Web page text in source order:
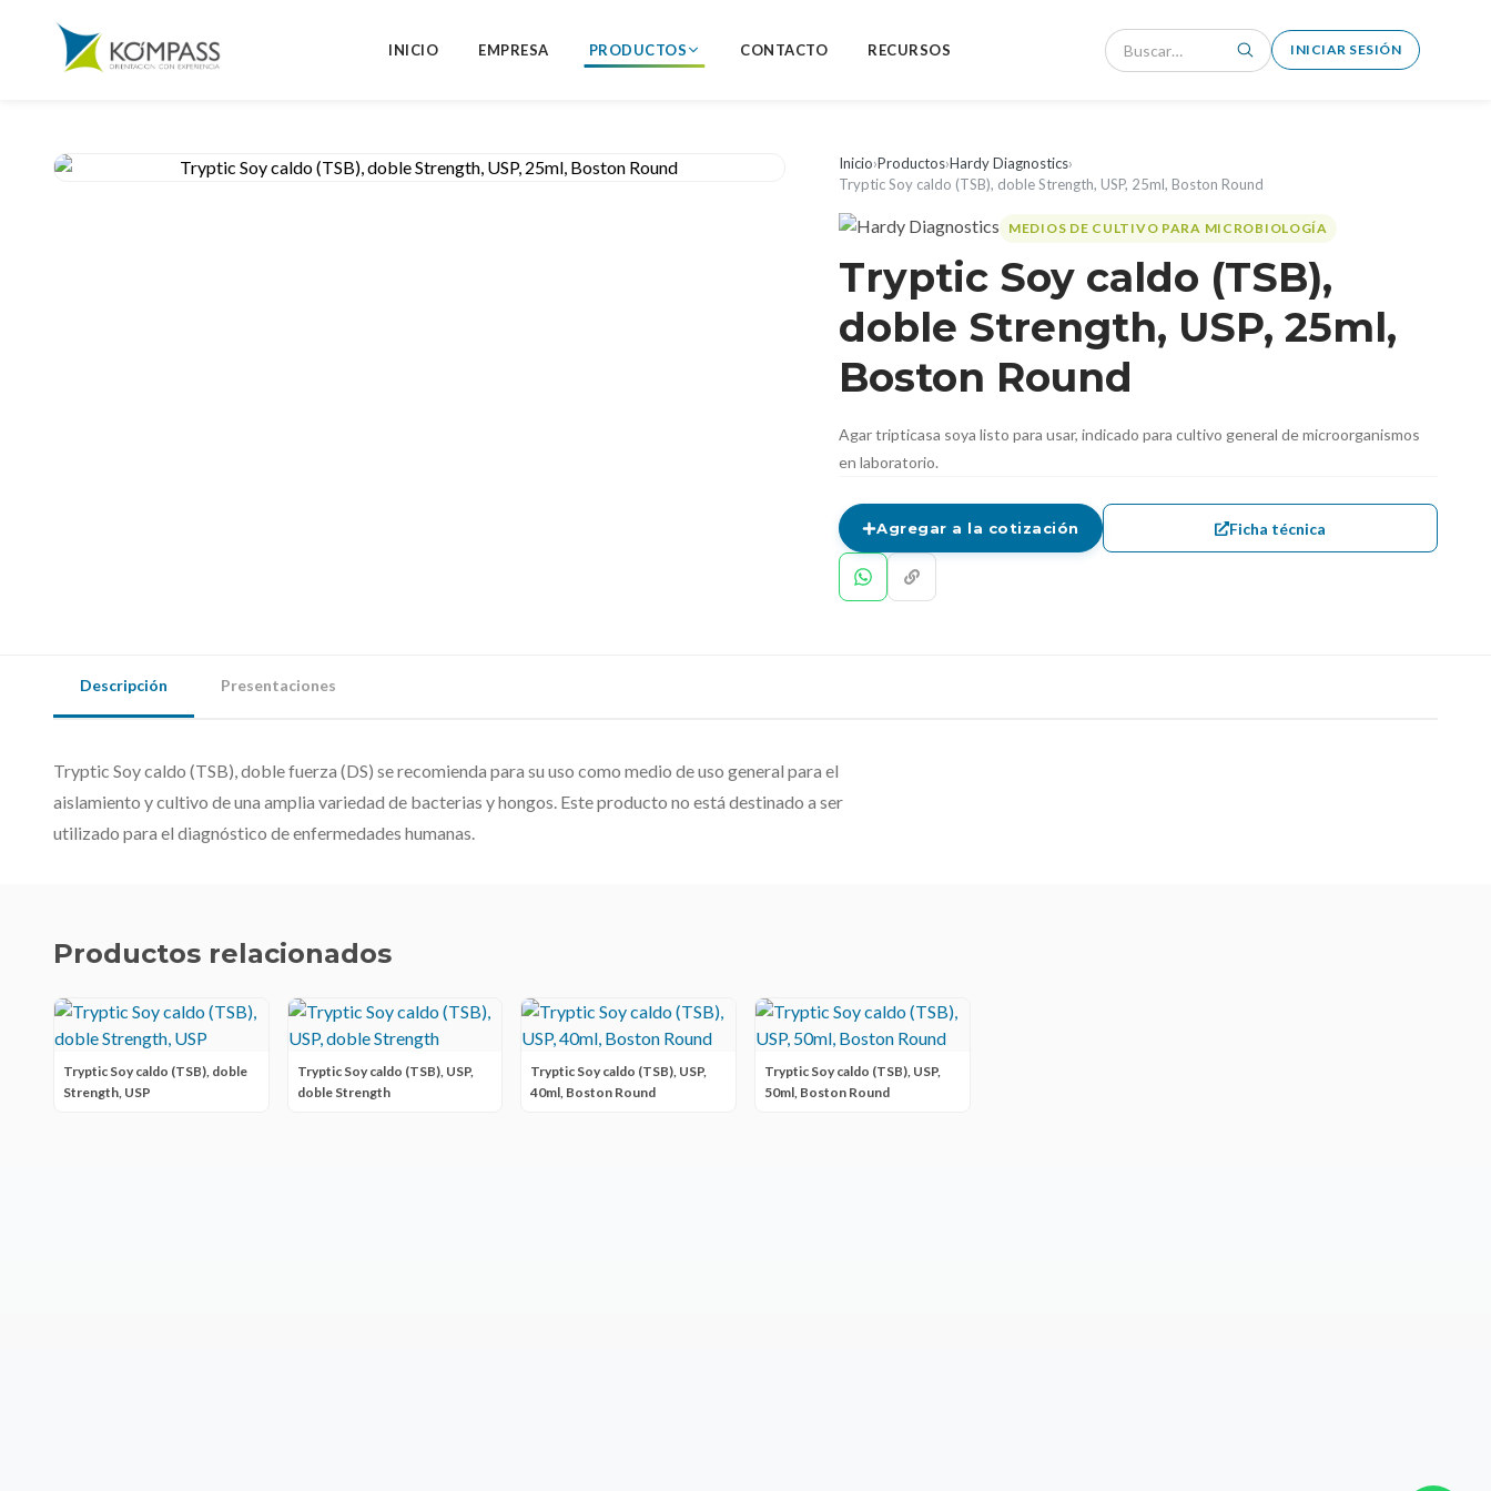
INICIO EMPRESA PRODUCTOS CONTACTO RECURSOS INICIAR SESIÓN
Inicio›Productos›Hardy Diagnostics›
Tryptic Soy caldo (TSB), doble Strength, USP, 25ml, Boston Round
MEDIOS DE CULTIVO PARA MICROBIOLOGÍA
Tryptic Soy caldo (TSB),
doble Strength, USP, 25ml,
Boston Round
Agar tripticasa soya listo para usar, indicado para cultivo general de microorganismos
en laboratorio.
Agregar a la cotización Ficha técnica
Descripción Presentaciones
Tryptic Soy caldo (TSB), doble fuerza (DS) se recomienda para su uso como medio de uso general para el
aislamiento y cultivo de una amplia variedad de bacterias y hongos. Este producto no está destinado a ser
utilizado para el diagnóstico de enfermedades humanas.
Productos relacionados
Tryptic Soy caldo (TSB), doble
Strength, USP
Tryptic Soy caldo (TSB), USP,
doble Strength
Tryptic Soy caldo (TSB), USP,
40ml, Boston Round
Tryptic Soy caldo (TSB), USP,
50ml, Boston Round